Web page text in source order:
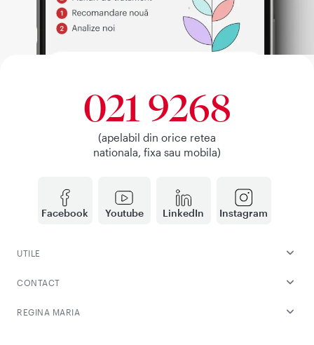
Facebook Youtube LinkedIn Instagram
021 9268
(apelabil din orice retea
nationala, fixa sau mobila)
UTILE
CONTACT
REGINA MARIA